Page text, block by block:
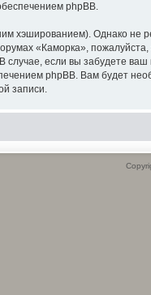
phpBB.
Однако не
«Каморка»,
если вы забудете
phpBB. Вам будет
записи.